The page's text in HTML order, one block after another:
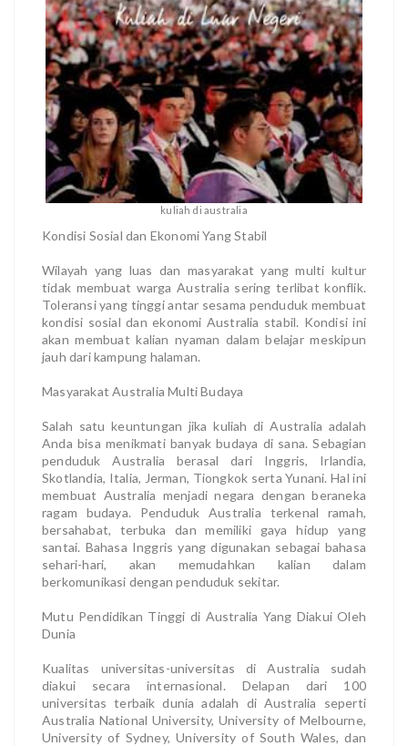
kuliah di australia
Kondisi Sosial dan Ekonomi Yang Stabil
Wilayah yang luas dan masyarakat yang multi kultur
tidak membuat warga Australia sering terlibat konflik.
Toleransi yang tinggi antar sesama penduduk membuat
kondisi sosial dan ekonomi Australia stabil. Kondisi ini
akan membuat kalian nyaman dalam belajar meskipun
jauh dari kampung halaman.
Masyarakat Australia Multi Budaya
Salah satu keuntungan jika kuliah di Australia adalah
Anda bisa menikmati banyak budaya di sana. Sebagian
penduduk Australia berasal dari Inggris, Irlandia,
Skotlandia, Italia, Jerman, Tiongkok serta Yunani. Hal ini
membuat Australia menjadi negara dengan beraneka
ragam budaya. Penduduk Australia terkenal ramah,
bersahabat, terbuka dan memiliki gaya hidup yang
santai. Bahasa Inggris yang digunakan sebagai bahasa
sehari-hari, akan memudahkan kalian dalam
berkomunikasi dengan penduduk sekitar.
Mutu Pendidikan Tinggi di Australia Yang Diakui Oleh
Dunia
Kualitas universitas-universitas di Australia sudah
diakui secara internasional. Delapan dari 100
universitas terbaik dunia adalah di Australia seperti
Australia National University, University of Melbourne,
University of Sydney, University of South Wales, dan